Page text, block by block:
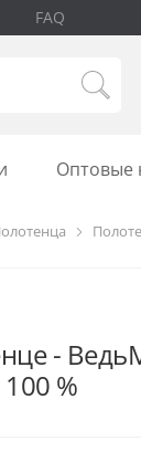
FAQ
Оптовые
-
%